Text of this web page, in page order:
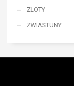
ZLOTY
ZWIASTUNY